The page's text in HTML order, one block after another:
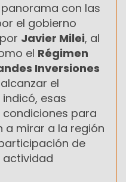
con las
el gobierno
Javier Milei, al
el Régimen
Inversiones
el
esas
para
a mirar a la región
de
actividad